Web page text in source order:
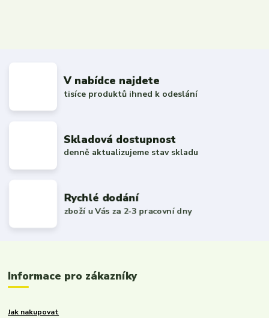
V nabídce najdete
tisíce produktů ihned k odeslání
Skladová dostupnost
denně aktualizujeme stav skladu
Rychlé dodání
zboží u Vás za 2-3 pracovní dny
Informace pro zákazníky
Jak nakupovat